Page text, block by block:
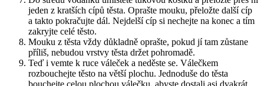
jeden z kratších cípů těsta. Oprašte mouku, přeložte další cíp
a takto pokračujte dál. Nejdelší cíp si nechejte na konec a tím
zakryjte celé těsto.
Mouku z těsta vždy důkladně oprašte, pokud jí tam zůstane
příliš, nebudou vrstvy těsta držet pohromadě.
Teď i vemte k ruce váleček a neděste se. Válečkem
rozbouchejte těsto na větší plochu. Jednoduše do těsta